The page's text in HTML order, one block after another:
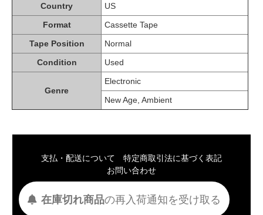
Country
US
Format
Cassette Tape
Tape Position
Normal
Condition
Used
Genre
Electronic
New Age, Ambient
支払・配送について
特定商取引法に基づく表記
お問い合わせ
在庫切れ商品の再入荷通知を受け取る